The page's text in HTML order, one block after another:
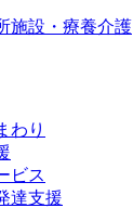
施設・療養介護
わり
ビス
達支援